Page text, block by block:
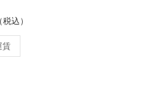
込）
賃